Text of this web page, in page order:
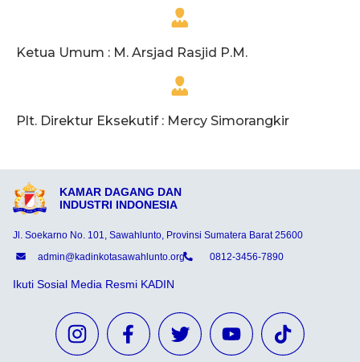
Ketua Umum : M. Arsjad Rasjid P.M.
Plt. Direktur Eksekutif : Mercy Simorangkir
KAMAR DAGANG DAN
INDUSTRI INDONESIA
Jl. Soekarno No. 101, Sawahlunto, Provinsi Sumatera Barat 25600
admin@kadinkotasawahlunto.org
0812-3456-7890
Ikuti Sosial Media Resmi KADIN